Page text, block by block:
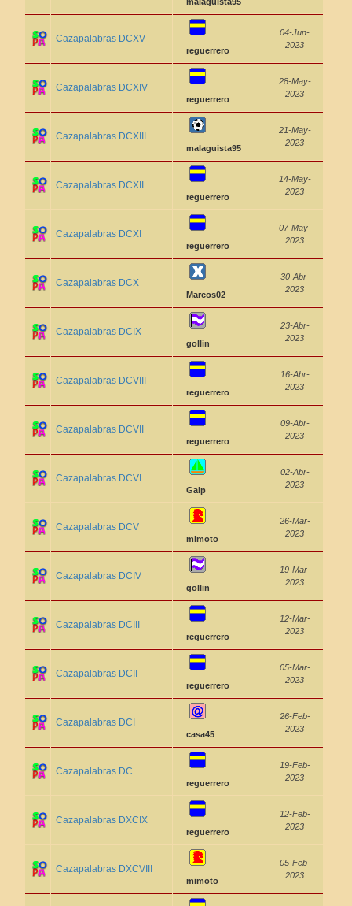
Cazapalabras DCXV
reguerrero
04-Jun-
2023
Cazapalabras DCXIV
reguerrero
28-May-
2023
Cazapalabras DCXIII
malaguista95
21-May-
2023
Cazapalabras DCXII
reguerrero
14-May-
2023
Cazapalabras DCXI
reguerrero
07-May-
2023
Cazapalabras DCX
Marcos02
30-Abr-
2023
Cazapalabras DCIX
gollin
23-Abr-
2023
Cazapalabras DCVIII
reguerrero
16-Abr-
2023
Cazapalabras DCVII
reguerrero
09-Abr-
2023
Cazapalabras DCVI
Galp
02-Abr-
2023
Cazapalabras DCV
mimoto
26-Mar-
2023
Cazapalabras DCIV
gollin
19-Mar-
2023
Cazapalabras DCIII
reguerrero
12-Mar-
2023
Cazapalabras DCII
reguerrero
05-Mar-
2023
Cazapalabras DCI
casa45
26-Feb-
2023
Cazapalabras DC
reguerrero
19-Feb-
2023
Cazapalabras DXCIX
reguerrero
12-Feb-
2023
Cazapalabras DXCVIII
mimoto
05-Feb-
2023